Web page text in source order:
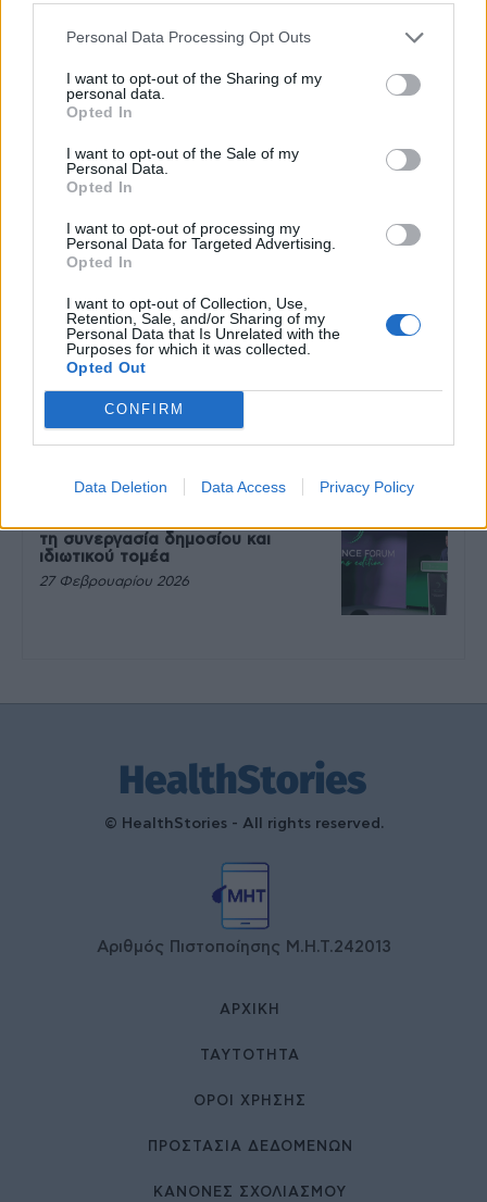
Personal Data Processing Opt Outs
I want to opt-out of the Sharing of my
personal data.
Opted In
I want to opt-out of the Sale of my
Personal Data.
Opted In
I want to opt-out of processing my
Personal Data for Targeted Advertising.
Opted In
I want to opt-out of Collection, Use,
Retention, Sale, and/or Sharing of my
Personal Data that Is Unrelated with the
Purposes for which it was collected.
Opted Out
CONFIRM
Data Deletion Data Access Privacy Policy
27 Φεβρουαρίου 2026
Πάνω από 100 μωρά έχουν
γεννηθεί μέσω εξωσωματικής, με
27 Φεβρουαρίου 2026
Μεταπροπονητική πείνα: Ο λόγος
που θέλεις να καταβροχθίσεις τα
27 Φεβρουαρίου 2026
συνδέονται με μνημεία που
διαμόρφωσαν την ιστορία και το
τη συνεργασία δημοσίου και
ιδιωτικού τομέα
27 Φεβρουαρίου 2026
© HealthStories - All rights reserved.
Αριθμός Πιστοποίησης Μ.Η.Τ.242013
ΑΡΧΙΚΉ
ΤΑΥΤΌΤΗΤΑ
ΌΡΟΙ ΧΡΉΣΗΣ
ΠΡΟΣΤΑΣΙΑ ΔΕΔΟΜΕΝΩΝ
ΚΑΝΟΝΕΣ ΣΧΟΛΙΑΣΜΟΥ